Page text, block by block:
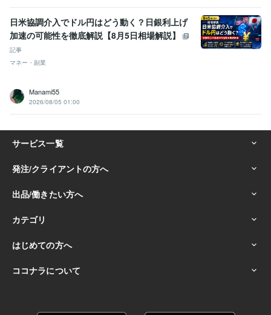
日米協調介入でドル円はどう動く？日銀利上げ
加速の可能性を徹底解説【8月5日相場解説】
記事
マネー・副業
Manami55
2026/08/05 01:00